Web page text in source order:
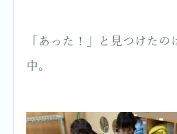
「あった！」と見つけた
中。